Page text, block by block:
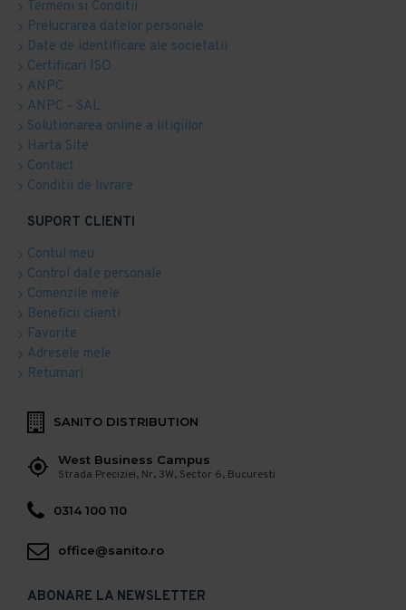
Termeni si Conditii
Prelucrarea datelor personale
Date de identificare ale societatii
Certificari ISO
ANPC
ANPC - SAL
Solutionarea online a litigiilor
Harta Site
Contact
Conditii de livrare
SUPORT CLIENTI
Contul meu
Control date personale
Comenzile mele
Beneficii clienti
Favorite
Adresele mele
Returnari
SANITO DISTRIBUTION
West Business Campus
Strada Preciziei, Nr, 3W, Sector 6, Bucuresti
0314 100 110
office@sanito.ro
ABONARE LA NEWSLETTER